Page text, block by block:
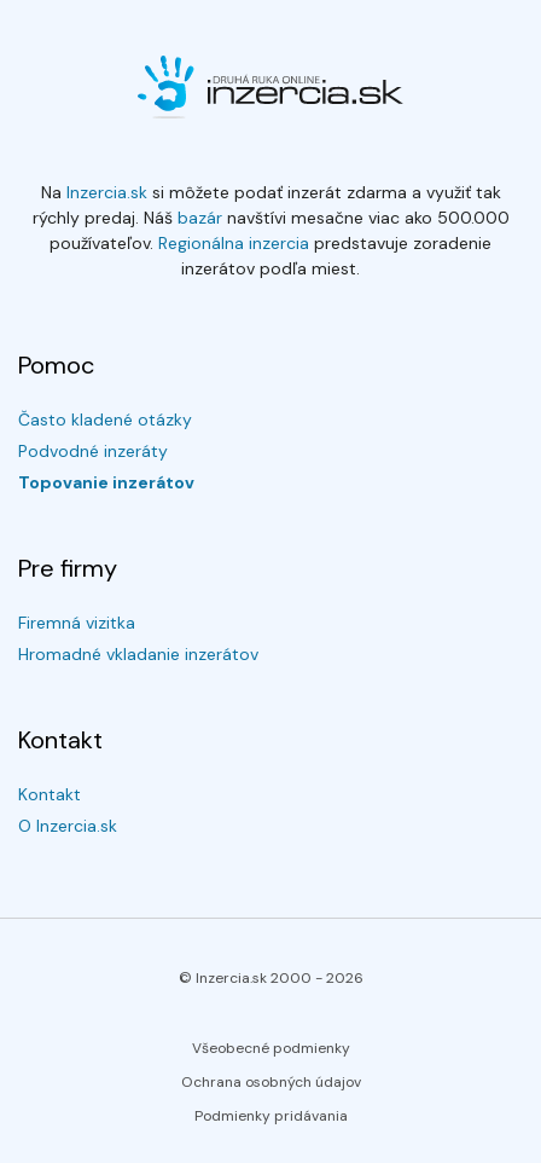
Na Inzercia.sksi môžete podať inzerát zdarma a využiť tak
rýchly predaj. Náš bazárnavštívi mesačne viac ako 500.000
používateľov. Regionálna inzercia predstavuje zoradenie
inzerátov podľa miest.
Pomoc
Často kladené otázky
Podvodné inzeráty
Topovanie inzerátov
Pre firmy
Firemná vizitka
Hromadné vkladanie inzerátov
Kontakt
Kontakt
O Inzercia.sk
© Inzercia.sk 2000 -2026
Všeobecné podmienky
Ochrana osobných údajov
Podmienky pridávania